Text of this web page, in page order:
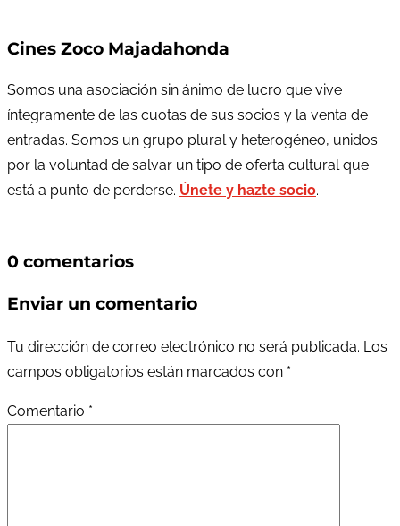
Cines Zoco Majadahonda
Somos una asociación sin ánimo de lucro que vive
íntegramente de las cuotas de sus socios y la venta de
entradas. Somos un grupo plural y heterogéneo, unidos
por la voluntad de salvar un tipo de oferta cultural que
está a punto de perderse. Únete y hazte socio.
0 comentarios
Enviar un comentario
Tu dirección de correo electrónico no será publicada. Los
campos obligatorios están marcados con *
Comentario *